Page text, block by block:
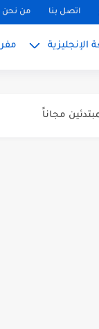
اتصل بنا من نحن
الإنجليزية
2026